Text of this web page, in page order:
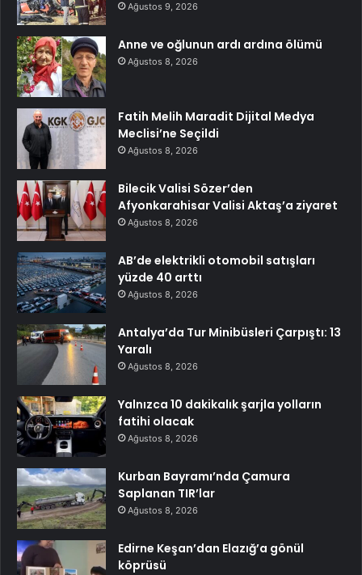
Ağustos 9, 2026
Anne ve oğlunun ardı ardına ölümü
Ağustos 8, 2026
Fatih Melih Maradit Dijital Medya
Meclisi’ne Seçildi
Ağustos 8, 2026
Bilecik Valisi Sözer’den
Afyonkarahisar Valisi Aktaş’a ziyaret
Ağustos 8, 2026
AB’de elektrikli otomobil satışları
yüzde 40 arttı
Ağustos 8, 2026
Antalya’da Tur Minibüsleri Çarpıştı: 13
Yaralı
Ağustos 8, 2026
Yalnızca 10 dakikalık şarjla yolların
fatihi olacak
Ağustos 8, 2026
Kurban Bayramı’nda Çamura
Saplanan TIR’lar
Ağustos 8, 2026
Edirne Keşan’dan Elazığ’a gönül
köprüsü